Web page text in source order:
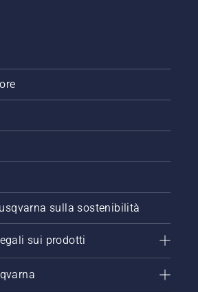
sulla sostenibilità
sui prodotti